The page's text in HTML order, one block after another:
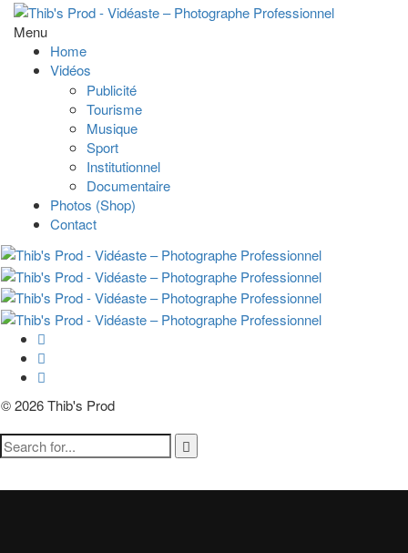
Menu
Home
Vidéos
Publicité
Tourisme
Musique
Sport
Institutionnel
Documentaire
Photos (Shop)
Contact
© 2026 Thib's Prod